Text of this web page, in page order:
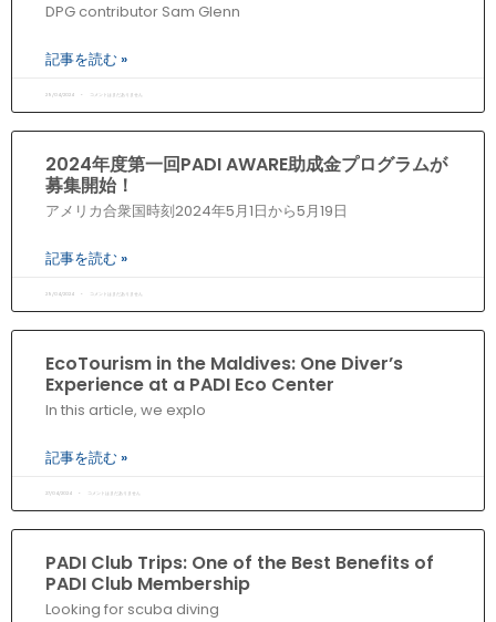
DPG contributor Sam Glenn
記事を読む »
29/04/2024 コメントはまだありません
2024年度第一回PADI AWARE助成金プログラムが
募集開始！
アメリカ合衆国時刻2024年5月1日から5月19日
記事を読む »
29/04/2024 コメントはまだありません
EcoTourism in the Maldives: One Diver’s
Experience at a PADI Eco Center
In this article, we explo
記事を読む »
27/04/2024 コメントはまだありません
PADI Club Trips: One of the Best Benefits of
PADI Club Membership
Looking for scuba diving